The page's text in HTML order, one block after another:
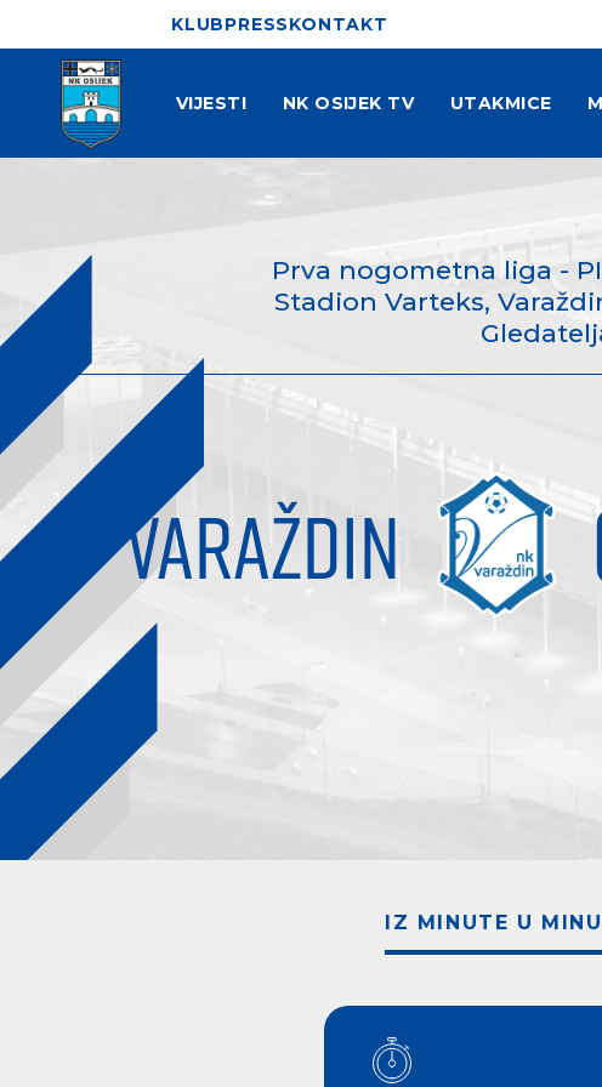
KLUBPRESSKONTAKT
VIJESTI NK OSIJEK TV UTAKMICE
Prva nogometna liga -
Stadion Varteks,
VARAŽDIN
IZ MINUTE U